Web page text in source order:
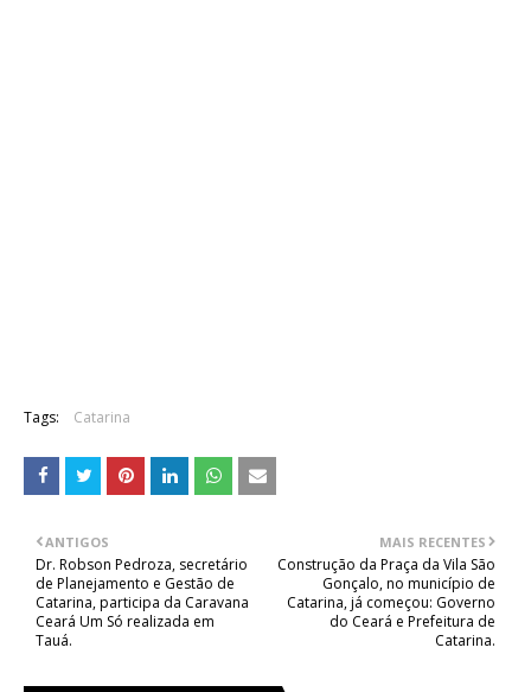
Tags: Catarina
MAIS RECENTES
Construção da Praça da Vila São
Gonçalo, no município de
Catarina, já começou: Governo
do Ceará e Prefeitura de
Catarina.
ANTIGOS
Dr. Robson Pedroza, secretário
de Planejamento e Gestão de
Catarina, participa da Caravana
Ceará Um Só realizada em
Tauá.